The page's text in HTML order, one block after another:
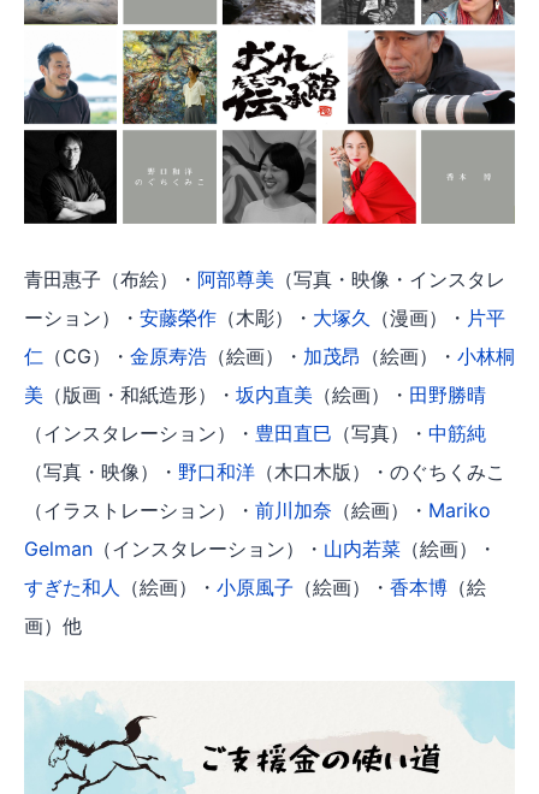
青田惠子（布絵）・ 阿部尊美 （写真・映像・インスタレ
ーション）・ 安藤榮作 （木彫）・ 大塚久 （漫画）・ 片平
仁 （CG）・ 金原寿浩 （絵画）・ 加茂昂 （絵画）・ 小林桐
美 （版画・和紙造形）・ 坂内直美 （絵画）・ 田野勝晴
（インスタレーション）・ 豊田直巳 （写真）・ 中筋純
（写真・映像）・ 野口和洋 （木口木版）・のぐちくみこ
（イラストレーション）・ 前川加奈 （絵画）・ Mariko
Gelman （インスタレーション）・ 山内若菜 （絵画）・
すぎた和人 （絵画）・ 小原風子 （絵画）・ 香本博 （絵
画）他